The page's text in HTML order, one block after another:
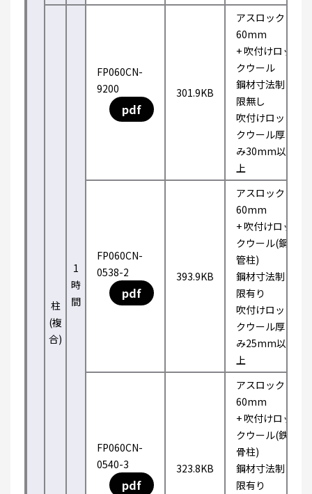
柱
(複
合)
1
時
間
FP060CN-
9200
pdf
301.9KB
アスロック
60mm
+ 吹付けロッ
クウール
鋼材寸法制
限無し
吹付けロッ
クウール厚
み30mm以
上
FP060CN-
0538-2
pdf
393.9KB
アスロック
60mm
+ 吹付けロッ
クウール(鋼
管柱)
鋼材寸法制
限有り
吹付けロッ
クウール厚
み25mm以
上
FP060CN-
0540-3
pdf
323.8KB
アスロック
60mm
+ 吹付けロッ
クウール(鉄
骨柱)
鋼材寸法制
限有り